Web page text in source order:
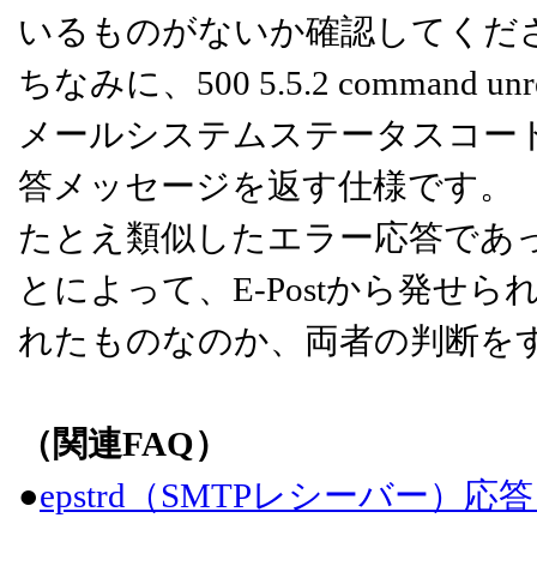
いるものがないか確認してくだ
ちなみに、500 5.5.2 command
メールシステムステータスコ
答メッセージを返す仕様です。
たとえ類似したエラー応答であ
とによって、E-Postから発せら
れたものなのか、両者の判断を
（関連FAQ）
●epstrd（SMTPレシーバー）応